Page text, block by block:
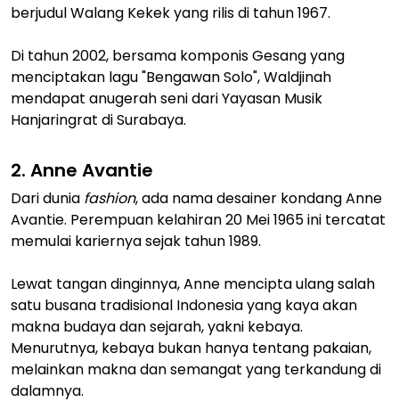
berjudul Walang Kekek yang rilis di tahun 1967.
Di tahun 2002, bersama komponis Gesang yang
menciptakan lagu "Bengawan Solo", Waldjinah
mendapat anugerah seni dari Yayasan Musik
Hanjaringrat di Surabaya.
2. Anne Avantie
Dari dunia fashion, ada nama desainer kondang Anne
Avantie. Perempuan kelahiran 20 Mei 1965 ini tercatat
memulai kariernya sejak tahun 1989.
Lewat tangan dinginnya, Anne mencipta ulang salah
satu busana tradisional Indonesia yang kaya akan
makna budaya dan sejarah, yakni kebaya.
Menurutnya, kebaya bukan hanya tentang pakaian,
melainkan makna dan semangat yang terkandung di
dalamnya.